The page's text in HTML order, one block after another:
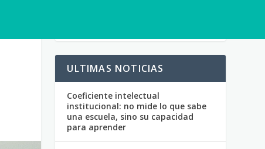
ULTIMAS NOTICIAS
Coeficiente intelectual
institucional: no mide lo que sabe
una escuela, sino su capacidad
para aprender